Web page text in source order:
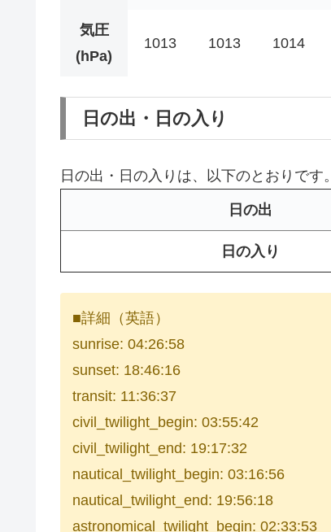
気圧
(hPa)
1013 1013 1014
日の出・日の入り
日の出・日の入りは、以下のとおりです。
日の出
日の入り
■詳細（英語）
sunrise: 04:26:58
sunset: 18:46:16
transit: 11:36:37
civil_twilight_begin: 03:55:42
civil_twilight_end: 19:17:32
nautical_twilight_begin: 03:16:56
nautical_twilight_end: 19:56:18
astronomical_twilight_begin: 02:33:53